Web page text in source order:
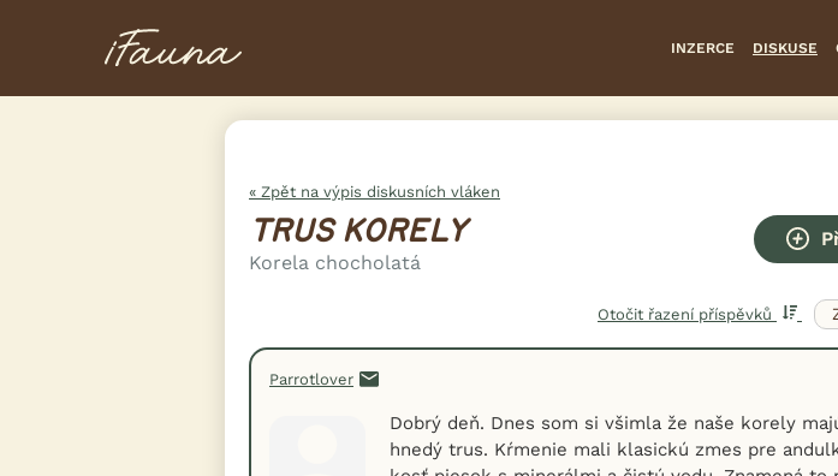
INZERCE DISKUSE
« Zpět na výpis diskusních vláken
TRUS KORELY
Korela chocholatá
Otočit řazení příspěvků
Parrotlover
Dobrý deň. Dnes som si všimla že naše korely
hnedý trus. Kŕmenie mali klasickú zmes pre